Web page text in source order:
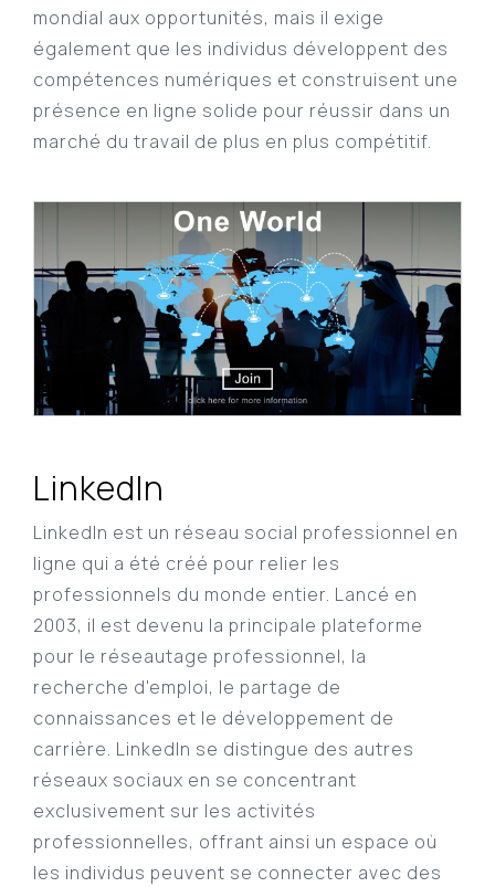
mondial aux opportunités, mais il exige
également que les individus développent des
compétences numériques et construisent une
présence en ligne solide pour réussir dans un
marché du travail de plus en plus compétitif.
LinkedIn
LinkedIn est un réseau social professionnel en
ligne qui a été créé pour relier les
professionnels du monde entier. Lancé en
2003, il est devenu la principale plateforme
pour le réseautage professionnel, la
recherche d'emploi, le partage de
connaissances et le développement de
carrière. LinkedIn se distingue des autres
réseaux sociaux en se concentrant
exclusivement sur les activités
professionnelles, offrant ainsi un espace où
les individus peuvent se connecter avec des